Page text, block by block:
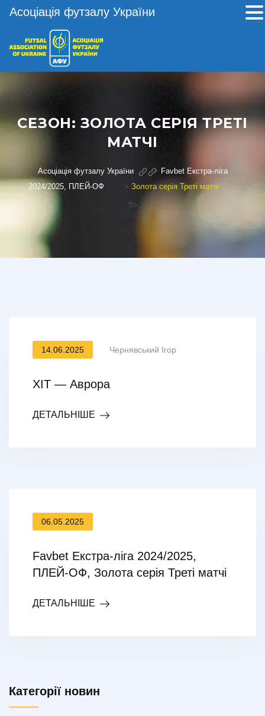
СЕЗОН: ЗОЛОТА СЕРІЯ ТРЕТІ
МАТЧІ
Асоціація футзалу України > Favbet Екстра-ліга
2024/2025, ПЛЕЙ-ОФ
> Золота серія Треті матчі
?>
14.06.2025 Чернявський Ігор
ХІТ — Аврора
ДЕТАЛЬНІШЕ
06.05.2025
Favbet Екстра-ліга 2024/2025,
ПЛЕЙ-ОФ, Золота серія Треті матчі
ДЕТАЛЬНІШЕ
Категорії новин
Асоціація футзалу України